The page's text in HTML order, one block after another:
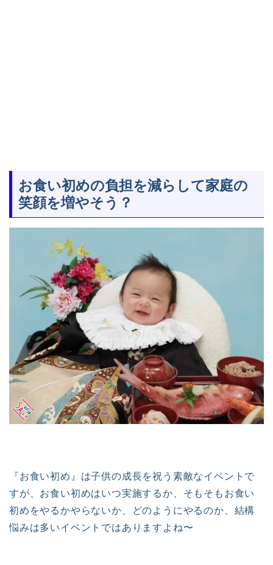
お食い初めの負担を減らして家庭の
笑顔を増やそう？
『お食い初め』は子供の成長を祝う素敵なイベントで
すが、お食い初めはいつ実施するか、そもそもお食い
初めをやるかやらないか、どのようにやるのか、結構
悩みは多いイベントではありますよね〜